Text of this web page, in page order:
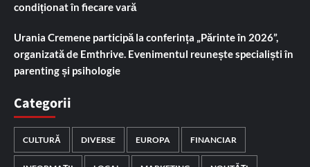
condiționat în fiecare vară
Urania Cremene participă la conferința „Părinte în 2026”,
organizată de Emthrive. Evenimentul reunește specialiști în
parenting și psihologie
Categorii
CULTURĂ DIVERSE EUROPA FINANCIAR